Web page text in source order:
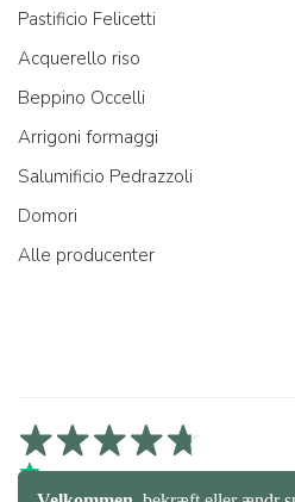
Pastificio Felicetti
Acquerello riso
Beppino Occelli
Arrigoni formaggi
Salumificio Pedrazzoli
Domori
Alle producenter
4,7/5 På Trustpilot